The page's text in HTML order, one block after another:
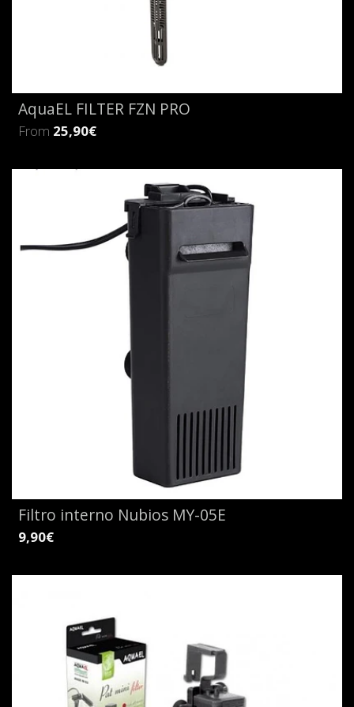
AquaEL FILTER FZN PRO
From 25,90€
Filtro interno Nubios MY-05E
9,90€